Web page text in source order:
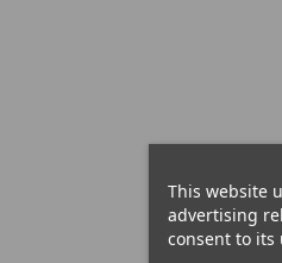
This website
advertising
consent to its